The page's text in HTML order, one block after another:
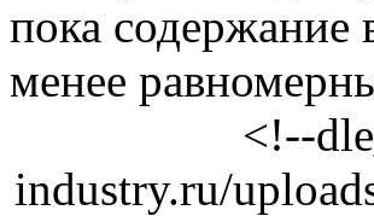
пока содержание
менее
<!--
industry.ru/